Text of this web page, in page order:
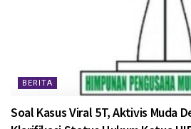
BERITA
Soal Kasus Viral 5T, Aktivis Muda